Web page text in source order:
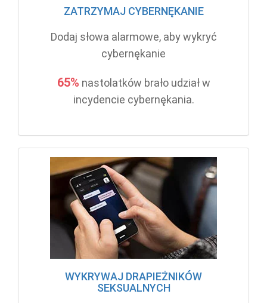
ZATRZYMAJ CYBERNĘKANIE
Dodaj słowa alarmowe, aby wykryć
cybernękanie
65% nastolatków brało udział w
incydencie cybernękania.
WYKRYWAJ DRAPIEŻNIKÓW
SEKSUALNYCH